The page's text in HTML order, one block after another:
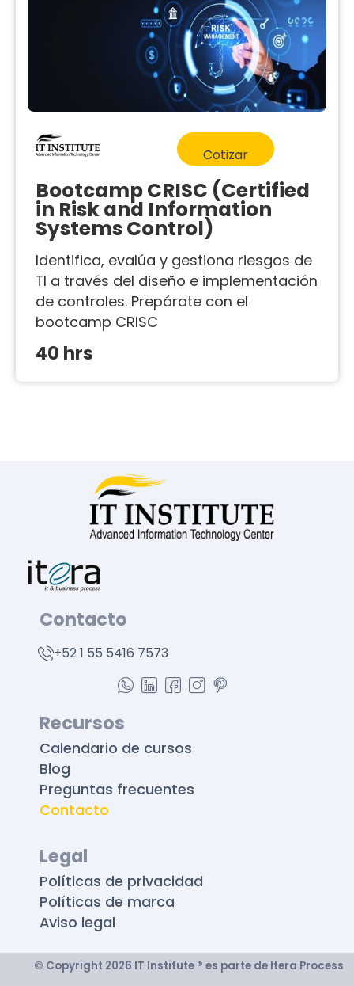
Cotizar
Bootcamp CRISC (Certified
in Risk and Information
Systems Control)
Identifica, evalúa y gestiona riesgos de
TI a través del diseño e implementación
de controles. Prepárate con el
bootcamp CRISC
40 hrs
Contacto
+52 1 55 5416 7573
Recursos
Calendario de cursos
Blog
Preguntas frecuentes
Contacto
Legal
Políticas de privacidad
Políticas de marca
Aviso legal
© Copyright 2026 IT Institute ® es parte de Itera Process​